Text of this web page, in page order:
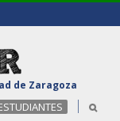
de Zaragoza